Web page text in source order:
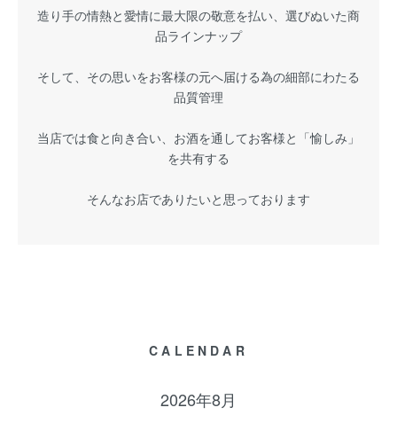
造り手の情熱と愛情に最大限の敬意を払い、選びぬいた商
品ラインナップ
そして、その思いをお客様の元へ届ける為の細部にわたる
品質管理
当店では食と向き合い、お酒を通してお客様と「愉しみ」
を共有する
そんなお店でありたいと思っております
CALENDAR
2026年8月